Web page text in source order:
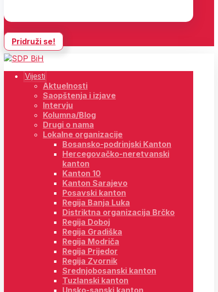
Pridruži se!
Vijesti
Aktuelnosti
Saopštenja i izjave
Intervju
Kolumna/Blog
Drugi o nama
Lokalne organizacije
Bosansko-podrinjski Kanton
Hercegovačko-neretvanski
kanton
Kanton 10
Kanton Sarajevo
Posavski kanton
Regija Banja Luka
Distriktna organizacija Brčko
Regija Doboj
Regija Gradiška
Regija Modriča
Regija Prijedor
Regija Zvornik
Srednjobosanski kanton
Tuzlanski kanton
Unsko-sanski kanton